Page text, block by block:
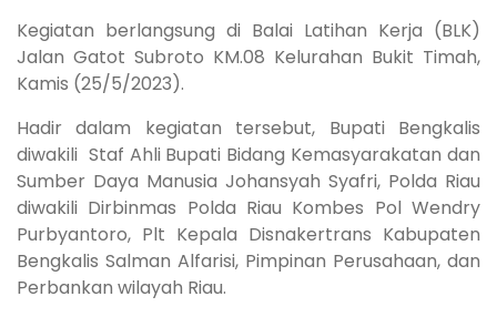
Kegiatan berlangsung di Balai Latihan Kerja (BLK)
Jalan Gatot Subroto KM.08 Kelurahan Bukit Timah,
Kamis (25/5/2023).
Hadir dalam kegiatan tersebut, Bupati Bengkalis
diwakili Staf Ahli Bupati Bidang Kemasyarakatan dan
Sumber Daya Manusia Johansyah Syafri, Polda Riau
diwakili Dirbinmas Polda Riau Kombes Pol Wendry
Purbyantoro, Plt Kepala Disnakertrans Kabupaten
Bengkalis Salman Alfarisi, Pimpinan Perusahaan, dan
Perbankan wilayah Riau.